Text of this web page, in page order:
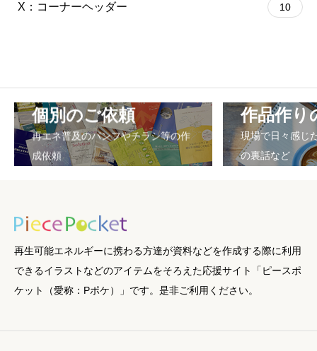
X：コーナーヘッダー 10
個別のご依頼
再エネ普及のパンフやチラシ等の作
成依頼
作品作り
現場で日々感じ
の裏話など
再生可能エネルギーに携わる方達が資料などを作成する際に利用
できるイラストなどのアイテムをそろえた応援サイト「ピースポ
ケット（愛称：Pポケ）」です。是非ご利用ください。